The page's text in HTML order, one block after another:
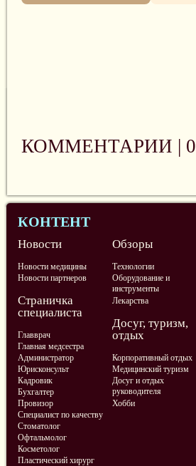
КОММЕНТАРИИ | 0
КОНТЕНТ
Новости
Новости медицины
Новости партнеров
Обзоры
Технологии
Оборудование и
инструменты
Лекарства
Страничка
специалиста
Главврач
Главная медсестра
Администратор
Юрисконсульт
Кадровик
Бухгалтер
Провизор
Специалист по качеству
Стоматолог
Офтальмолог
Косметолог
Пластический хирург
Досуг, туризм,
отдых
Корпоративный отдых
Медицинский туризм
Досуг и отдых
руководителя
Хобби